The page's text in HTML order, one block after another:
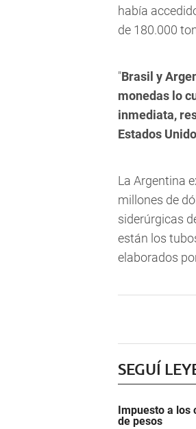
había
de 180.000
"Brasil y
monedas lo
inmediata,
Estados
La Argentina
millones de
siderúrgicas
están los
elaborados
SEGUÍ
Impuesto a los
de pesos